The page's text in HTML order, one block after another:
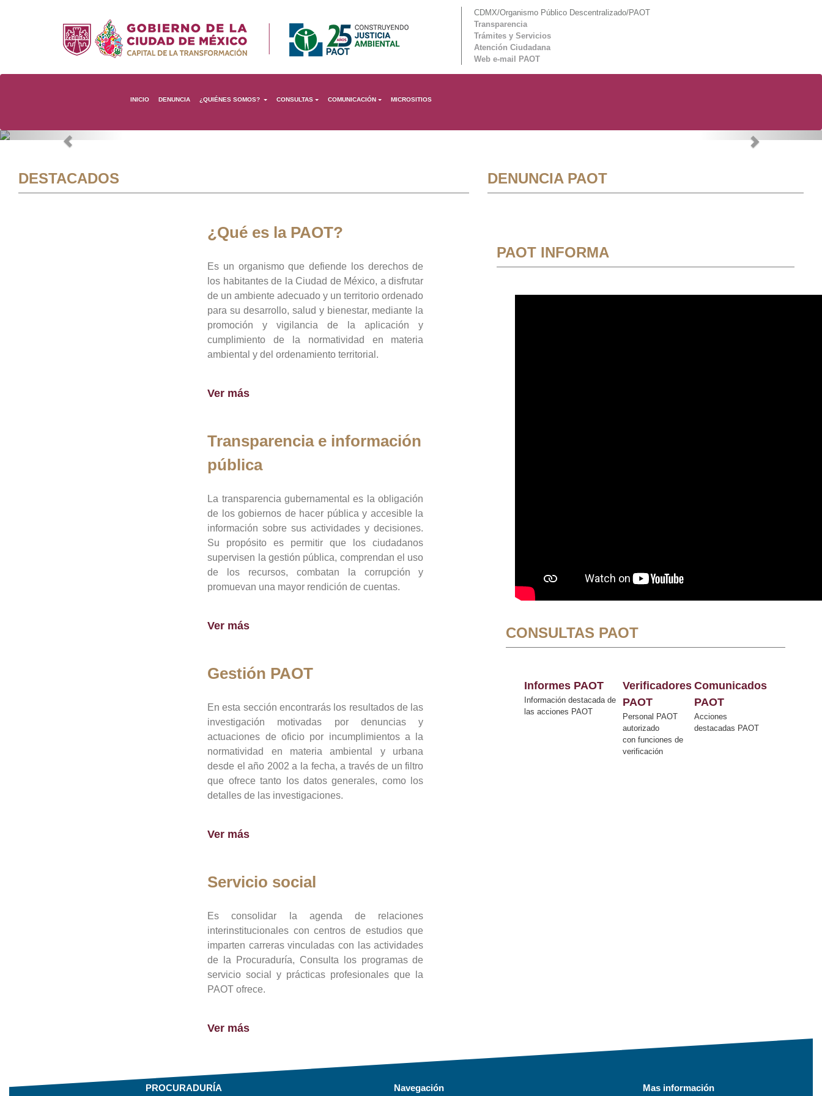
CDMX/Organismo Público Descentralizado/PAOT
Transparencia
Trámites y Servicios
Atención Ciudadana
Web e-mail PAOT
INICIO DENUNCIA ¿QUIÉNES SOMOS? CONSULTAS COMUNICACIÓN MICROSITIOS
Previous Next
DESTACADOS
¿Qué es la PAOT?
Es un organismo que defiende los derechos de
los habitantes de la Ciudad de México, a disfrutar
de un ambiente adecuado y un territorio ordenado
para su desarrollo, salud y bienestar, mediante la
promoción y vigilancia de la aplicación y
cumplimiento de la normatividad en materia
ambiental y del ordenamiento territorial.
Ver más
Transparencia e información
pública
La transparencia gubernamental es la obligación
de los gobiernos de hacer pública y accesible la
información sobre sus actividades y decisiones.
Su propósito es permitir que los ciudadanos
supervisen la gestión pública, comprendan el uso
de los recursos, combatan la corrupción y
promuevan una mayor rendición de cuentas.
Ver más
Gestión PAOT
En esta sección encontrarás los resultados de las
investigación motivadas por denuncias y
actuaciones de oficio por incumplimientos a la
normatividad en materia ambiental y urbana
desde el año 2002 a la fecha, a través de un filtro
que ofrece tanto los datos generales, como los
detalles de las investigaciones.
Ver más
Servicio social
Es consolidar la agenda de relaciones
interinstitucionales con centros de estudios que
imparten carreras vinculadas con las actividades
de la Procuraduría, Consulta los programas de
servicio social y prácticas profesionales que la
PAOT ofrece.
Ver más
DENUNCIA PAOT
PAOT INFORMA
CONSULTAS PAOT
Informes PAOT
Información destacada de
las acciones PAOT
Verificadores
PAOT
Personal PAOT
autorizado
con funciones de
verificación
Comunicados
PAOT
Acciones
destacadas PAOT
PROCURADURÍA Navegación Mas información